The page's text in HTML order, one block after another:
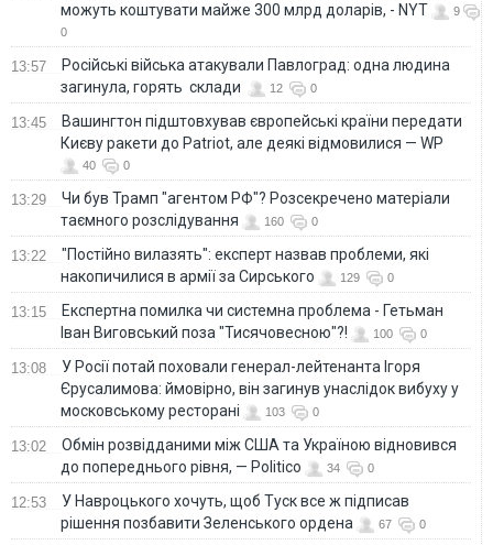
можуть коштувати майже 300 млрд доларів, - NYT
9
0
13:57
Російські війська атакували Павлоград: одна людина
загинула, горять склади
12 0
13:45
Вашингтон підштовхував європейські країни передати
Києву ракети до Patriot, але деякі відмовилися — WP
40 0
13:29
Чи був Трамп "агентом РФ"? Розсекречено матеріали
таємного розслідування
160 0
13:22
"Постійно вилазять": експерт назвав проблеми, які
накопичилися в армії за Сирського
129 0
13:15
Eкспертна помилка чи системна проблема - Гетьман
Іван Виговський поза "Тисячовесною"?!
100 0
13:08
У Росії потай поховали генерал-лейтенанта Ігоря
Єрусалимова: ймовірно, він загинув унаслідок вибуху у
московському ресторані
103 0
13:02
Обмін розвідданими між США та Україною відновився
до попереднього рівня, — Politico
34 0
12:53
У Навроцького хочуть, щоб Туск все ж підписав
рішення позбавити Зеленського ордена
67 0